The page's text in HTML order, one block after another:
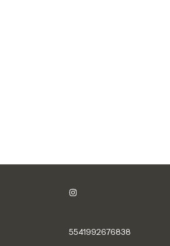
5541992676838